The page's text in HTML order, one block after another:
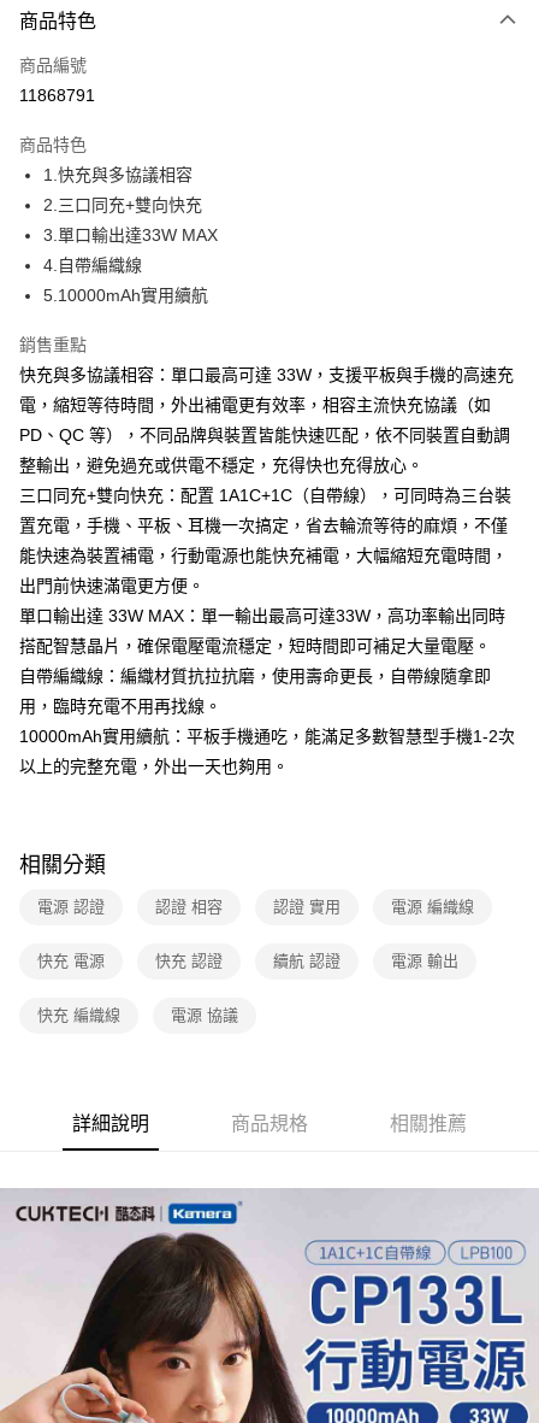
全家線上支付
運送方式
本島宅配-活動商品
免運費
離島宅配-常溫商品
免運費
商品特色
商品編號
11868791
商品特色
1.快充與多協議相容
2.三口同充+雙向快充
3.單口輸出達33W MAX
4.自帶編織線
5.10000mAh實用續航
銷售重點
快充與多協議相容：單口最高可達 33W，支援平板與手機的高速充
電，縮短等待時間，外出補電更有效率，相容主流快充協議（如
PD、QC 等），不同品牌與裝置皆能快速匹配，依不同裝置自動調
整輸出，避免過充或供電不穩定，充得快也充得放心。
三口同充+雙向快充：配置 1A1C+1C（自帶線），可同時為三台裝
置充電，手機、平板、耳機一次搞定，省去輪流等待的麻煩，不僅
能快速為裝置補電，行動電源也能快充補電，大幅縮短充電時間，
出門前快速滿電更方便。
單口輸出達 33W MAX：單一輸出最高可達33W，高功率輸出同時
搭配智慧晶片，確保電壓電流穩定，短時間即可補足大量電壓。
自帶編織線：編織材質抗拉抗磨，使用壽命更長，自帶線隨拿即
用，臨時充電不用再找線。
10000mAh實用續航：平板手機通吃，能滿足多數智慧型手機1-2次
以上的完整充電，外出一天也夠用。
相關分類
電源 認證 認證 相容 認證 實用 電源 編織線
快充 電源 快充 認證 續航 認證 電源 輸出
快充 編織線 電源 協議
詳細說明 商品規格 相關推薦